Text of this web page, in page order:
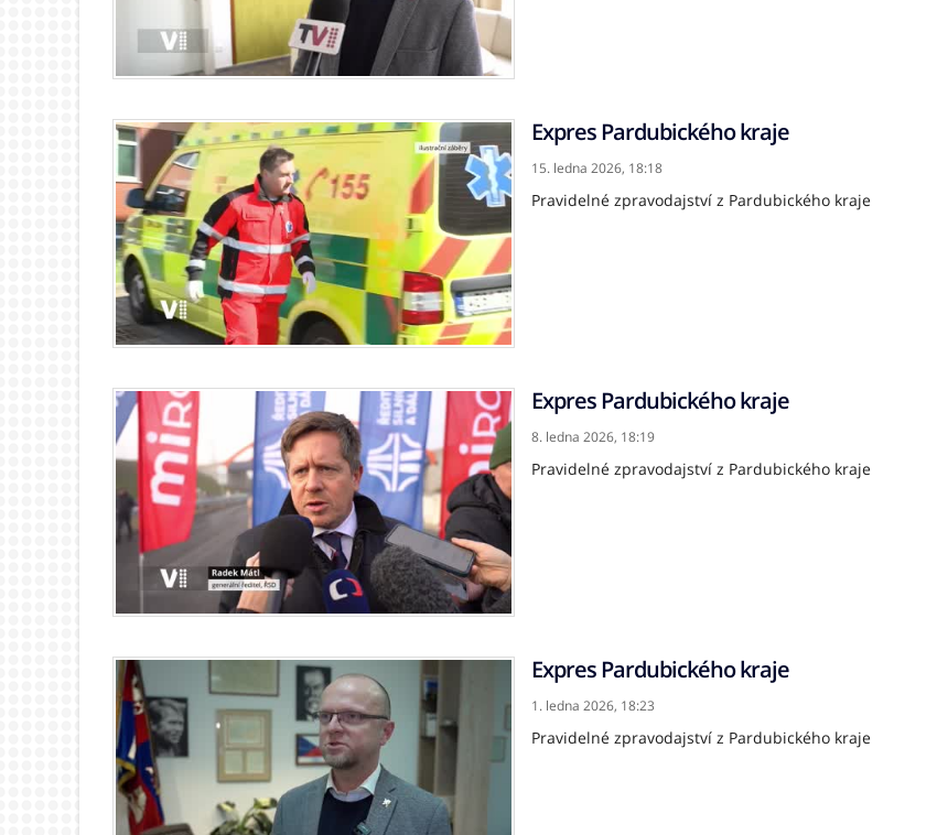
Expres Pardubického kraje
15. ledna 2026, 18:18
Pravidelné zpravodajství z Pardubického kraje
Expres Pardubického kraje
8. ledna 2026, 18:19
Pravidelné zpravodajství z Pardubického kraje
Expres Pardubického kraje
1. ledna 2026, 18:23
Pravidelné zpravodajství z Pardubického kraje